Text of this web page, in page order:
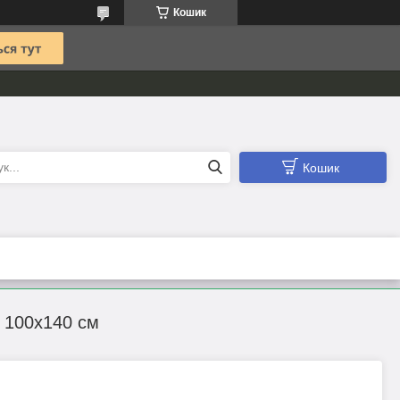
Кошик
Кошик
см